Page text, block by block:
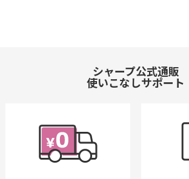
シャープ公式通販
使いこなしサポート